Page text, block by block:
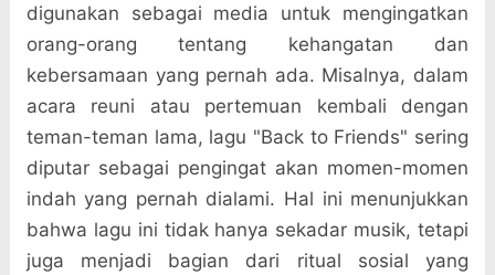
digunakan sebagai media untuk mengingatkan
orang-orang tentang kehangatan dan
kebersamaan yang pernah ada. Misalnya, dalam
acara reuni atau pertemuan kembali dengan
teman-teman lama, lagu "Back to Friends" sering
diputar sebagai pengingat akan momen-momen
indah yang pernah dialami. Hal ini menunjukkan
bahwa lagu ini tidak hanya sekadar musik, tetapi
juga menjadi bagian dari ritual sosial yang